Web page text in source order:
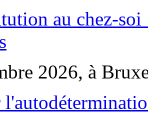
au chez-
2026, à